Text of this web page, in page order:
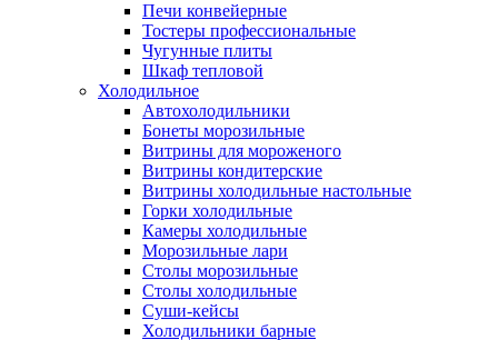
Печи конвейерные
Тостеры профессиональные
Чугунные плиты
Шкаф тепловой
Холодильное
Автохолодильники
Бонеты морозильные
Витрины для мороженого
Витрины кондитерские
Витрины холодильные настольные
Горки холодильные
Камеры холодильные
Морозильные лари
Столы морозильные
Столы холодильные
Суши-кейсы
Холодильники барные